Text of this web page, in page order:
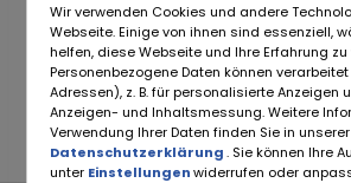
‹ 1 2 ... 68 69
73 74 75
Wir verwenden Cookies und andere
Webseite. Einige von ihnen sind essenziell,
helfen, diese Webseite und Ihre Erfahrung
Personenbezogene Daten können verarbeitet
Adressen), z. B. für personalisierte Anzeigen
Anzeigen- und Inhaltsmessung. Weitere
Verwendung Ihrer Daten finden Sie in unserer
Datenschutzerklärung. Sie können Ihre
unter Einstellungenwiderrufen oder